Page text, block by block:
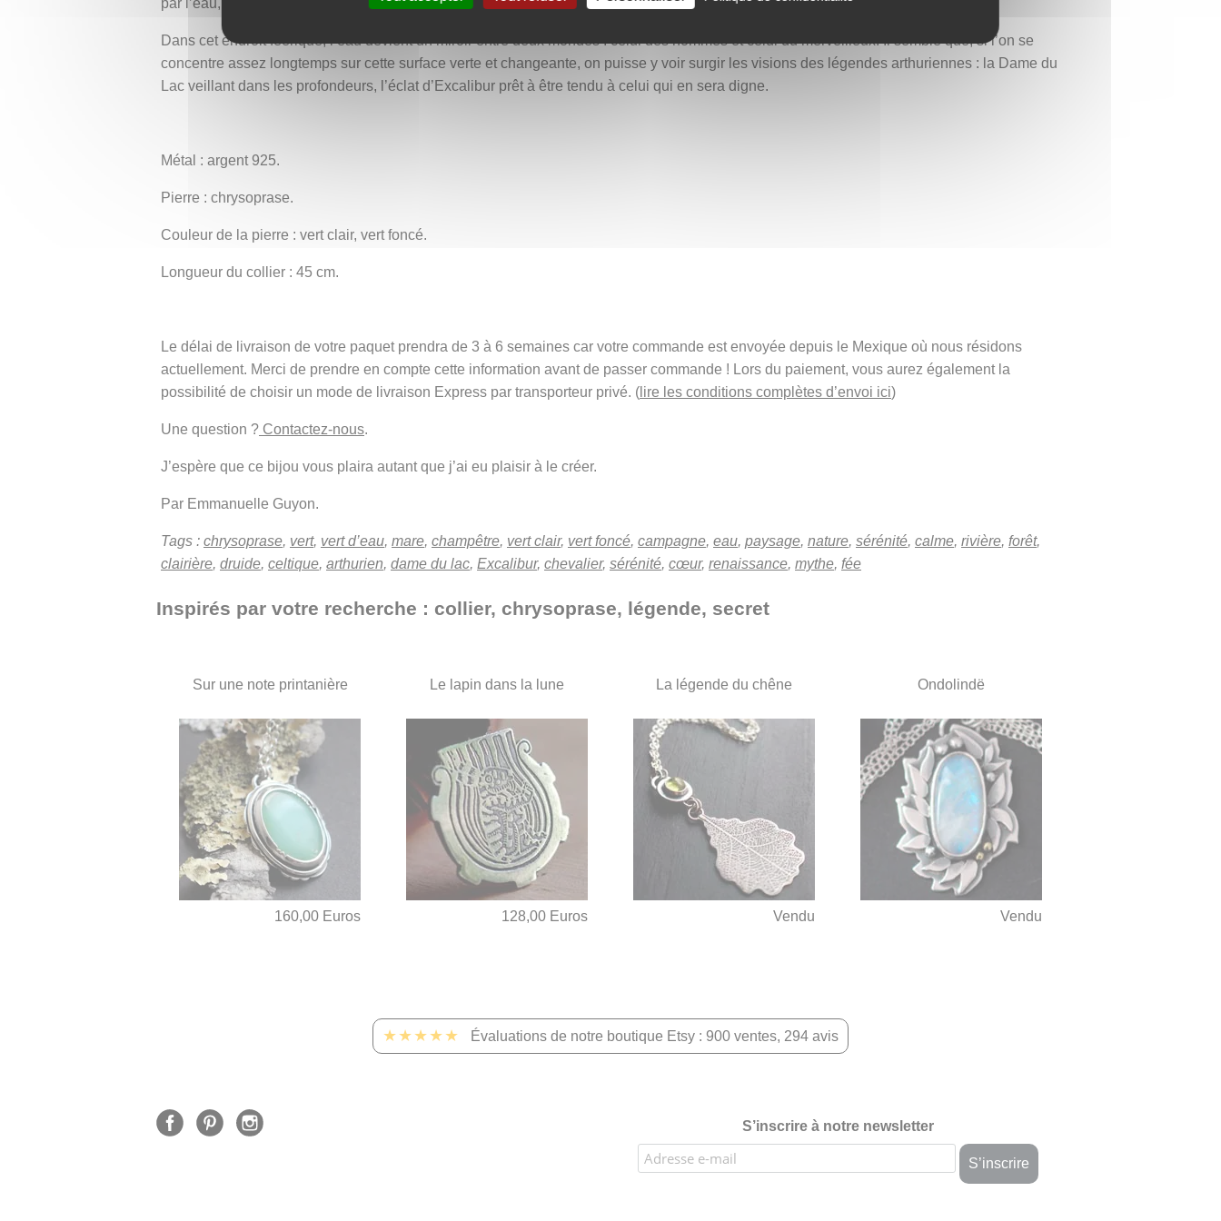
par l’eau, viennent ponctuer la composition, accentuant l’impression d’un paysage minéral et végétal miniaturisé.
Dans cet endroit féerique, l’eau devient un miroir entre deux mondes : celui des hommes et celui du merveilleux. Il semble que, si l’on se
concentre assez longtemps sur cette surface verte et changeante, on puisse y voir surgir les visions des légendes arthuriennes : la Dame du
Lac veillant dans les profondeurs, l’éclat d’Excalibur prêt à être tendu à celui qui en sera digne.
Métal : argent 925.
Pierre : chrysoprase.
Couleur de la pierre : vert clair, vert foncé.
Longueur du collier : 45 cm.
Le délai de livraison de votre paquet prendra de 3 à 6 semaines car votre commande est envoyée depuis le Mexique où nous résidons
actuellement. Merci de prendre en compte cette information avant de passer commande ! Lors du paiement, vous aurez également la
possibilité de choisir un mode de livraison Express par transporteur privé. ( lire les conditions complètes d’envoi ici)
Une question ? Contactez-nous.
J’espère que ce bijou vous plaira autant que j’ai eu plaisir à le créer.
Par Emmanuelle Guyon.
Tags : chrysoprase, vert, vert d’eau, mare, champêtre, vert clair, vert foncé, campagne, eau, paysage, nature, sérénité, calme, rivière, forêt,
clairière, druide, celtique, arthurien, dame du lac, Excalibur, chevalier, sérénité, cœur, renaissance, mythe, fée
Inspirés par votre recherche : collier, chrysoprase, légende, secret
Sur une note printanière
160,00 Euros
Le lapin dans la lune
128,00 Euros
La légende du chêne
Vendu
Ondolindë
Vendu
★★★★★ Évaluations de notre boutique Etsy : 900 ventes, 294 avis
S’inscrire à notre newsletter